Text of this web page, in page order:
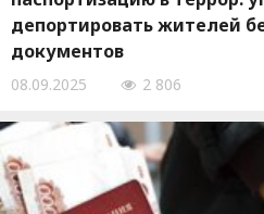
депортировать жителей
документов
08.09.2025 2 806